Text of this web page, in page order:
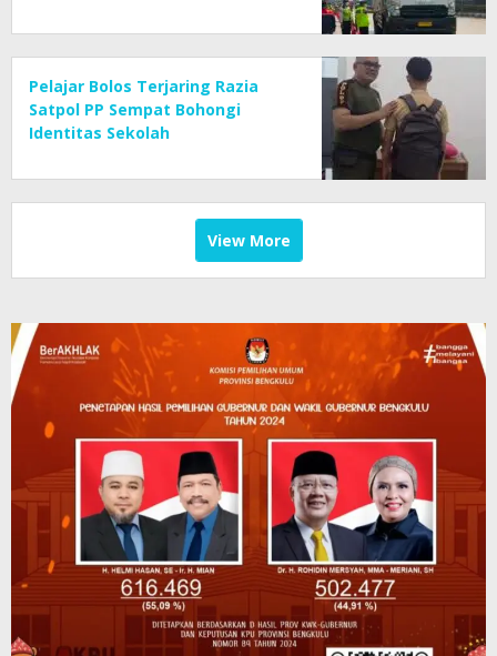
Pelajar Bolos Terjaring Razia
Satpol PP Sempat Bohongi
Identitas Sekolah
View More